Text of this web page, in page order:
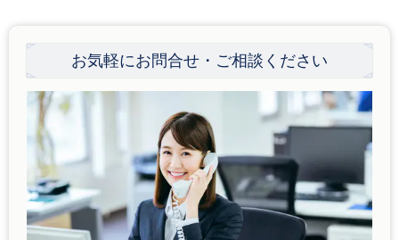
お気軽にお問合せ・ご相談ください